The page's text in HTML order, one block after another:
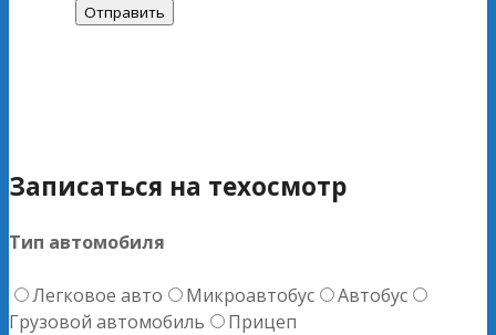
Записаться на техосмотр
Тип автомобиля
Легковое авто Микроавтобус
Автобус
Грузовой автомобиль
Прицеп